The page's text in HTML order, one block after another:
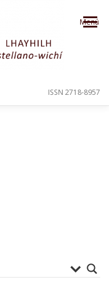
Menú
ISSN 2718-8957